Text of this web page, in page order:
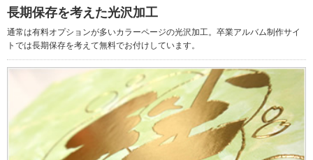
長期保存を考えた光沢加工
通常は有料オプションが多いカラーページの光沢加工。卒業アルバム制作サイ
トでは長期保存を考えて無料でお付けしています。